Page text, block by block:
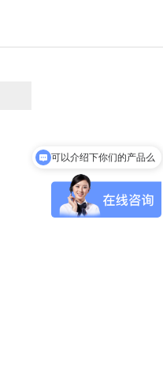
可以介绍下你们的产品么